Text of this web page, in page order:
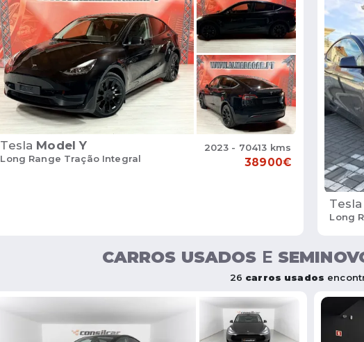
Tesla Model Y
Long Range Tração Integral
2023 - 70413 kms
38900€
Tesla
Long
CARROS USADOS E
26 carros usados